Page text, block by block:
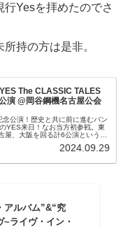
Yesを拝めたのでさ
持の方は是非。
The CLASSIC TALES
演 @岡谷鋼機名古屋公会
公演！歴史と共に前に進むバン
YES来日！なお当方初参戦。東
屋、大阪を回る計6公演という日
2024.09.29
アルバム”&“究
~ライヴ・イン・